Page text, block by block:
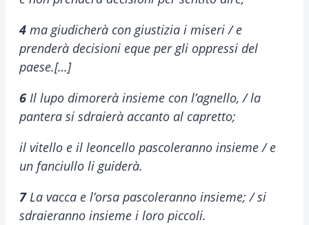
4 ma giudicherà con giustizia i miseri / e
prenderà decisioni eque per gli oppressi del
paese.[…]
6 Il lupo dimorerà insieme con l’agnello, / la
pantera si sdraierà accanto al capretto;
il vitello e il leoncello pascoleranno insieme / e
un fanciullo li guiderà.
7La vacca e l’orsa pascoleranno insieme; / si
sdraieranno insieme i loro piccoli.